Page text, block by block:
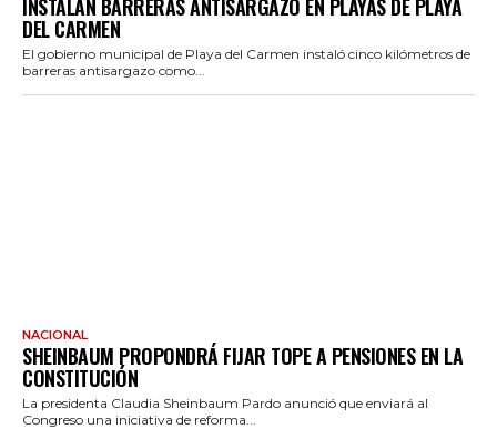
INSTALAN BARRERAS ANTISARGAZO EN PLAYAS DE PLAYA
DEL CARMEN
El gobierno municipal de Playa del Carmen instaló cinco kilómetros de
barreras antisargazo como...
NACIONAL
SHEINBAUM PROPONDRÁ FIJAR TOPE A PENSIONES EN LA
CONSTITUCIÓN
La presidenta Claudia Sheinbaum Pardo anunció que enviará al
Congreso una iniciativa de reforma...